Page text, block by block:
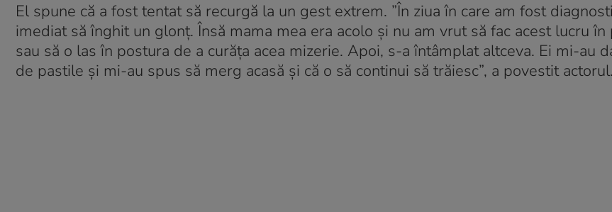
El spune că a fost tentat să recurgă la un gest extrem. ”În ziua în care am fost
imediat să înghit un glonț. Însă mama mea era acolo și nu am vrut să fac acest lucru în
sau să o las în postura de a curăța acea mizerie. Apoi, s-a întâmplat altceva. Ei mi-au
de pastile și mi-au spus să merg acasă și că o să continui să trăiesc”, a povestit actorul.